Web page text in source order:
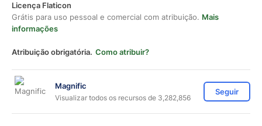
Licença Flaticon
Grátis para uso pessoal e comercial com atribuição. Mais
informações
Atribuição obrigatória. Como atribuir?
Magnific
Visualizar todos os recursos de 3,282,856
Seguir